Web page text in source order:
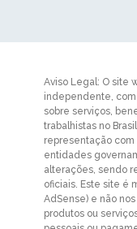
Aviso Legal: O site
independente,
sobre serviços,
trabalhistas no
representação com
entidades
alterações, sendo
oficiais. Este site é
AdSense) e não
produtos ou